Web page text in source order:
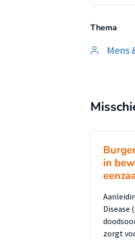
Thema
Mens
in
Disease
zorgt